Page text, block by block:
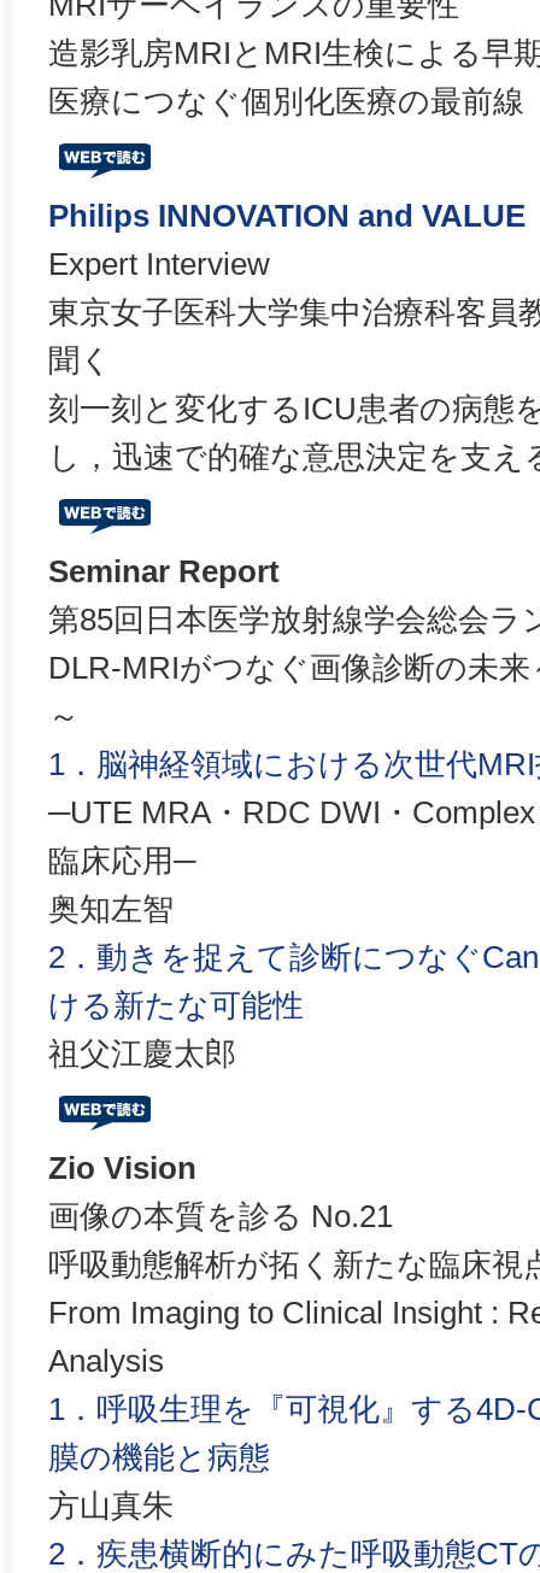
造影乳房MRIとMRI生検による早
医療につなぐ個別化医療の最前線
Philips INNOVATION and VALUE
Expert Interview
東京女子医科大学集中治療科客員
聞く
刻一刻と変化するICU患者の病態
し，迅速で的確な意思決定を支え
Seminar Report
第85回日本医学放射線学会総会ラ
DLR-MRIがつなぐ画像診断の未
～
1．脳神経領域における次世代
─UTE MRA・RDC DWI・
臨床応用─
奥知左智
2．動きを捉えて診断につなぐ
ける新たな可能性
祖父江慶太郎
Zio Vision
画像の本質を診る No.21
呼吸動態解析が拓く新たな臨床視
From Imaging to Clinical Insight :
Analysis
1．呼吸生理を『可視化』する
膜の機能と病態
方山真朱
2．疾患横断的にみた呼吸動態CT